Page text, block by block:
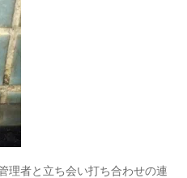
理者と立ち会い打ち合わせの連